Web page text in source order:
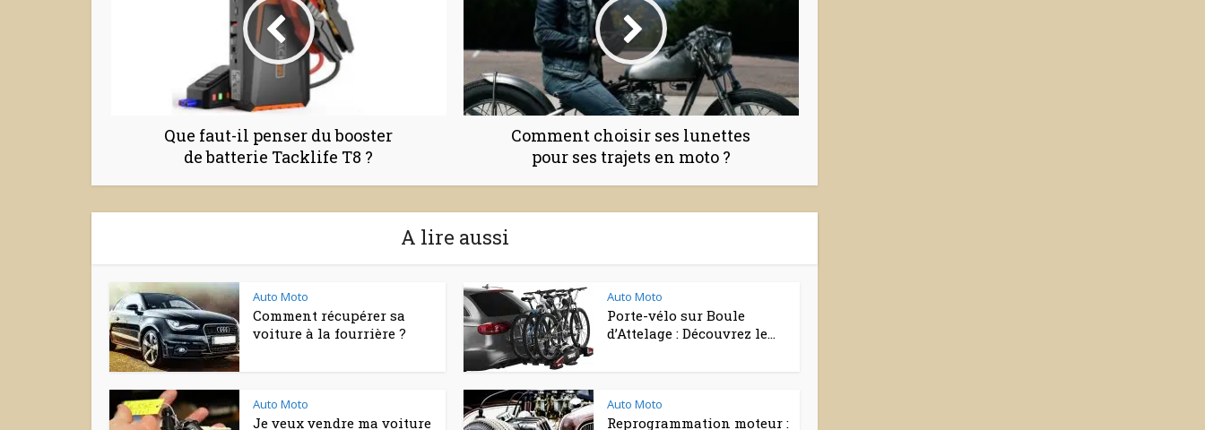
Que faut-il penser du booster
de batterie Tacklife T8 ?
Comment choisir ses lunettes
pour ses trajets en moto ?
A lire aussi
Auto Moto
Comment récupérer sa
voiture à la fourrière ?
Auto Moto
Porte-vélo sur Boule
d’Attelage : Découvrez le...
Auto Moto
Je veux vendre ma voiture
Auto Moto
Reprogrammation moteur :